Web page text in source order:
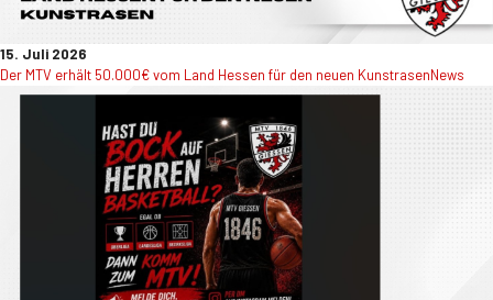
15. Juli 2026
Der MTV erhält 50.000€ vom Land Hessen für den neuen KunstrasenNews